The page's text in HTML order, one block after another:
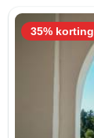
35% korting